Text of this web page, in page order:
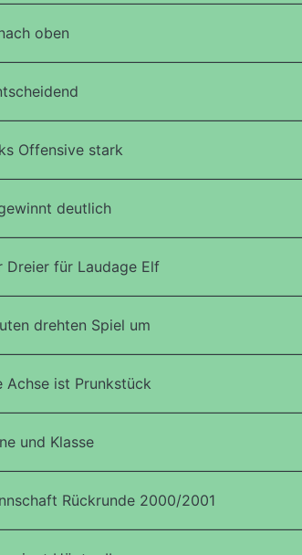
oben
Offensive stark
deutlich
Dreier für Laudage Elf
drehten Spiel um
Achse ist Prunkstück
und Klasse
Rückrunde 2000/2001